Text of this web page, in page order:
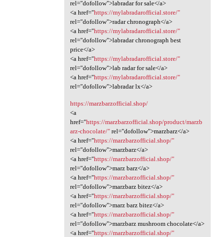
rel="dofollow">labradar for sale</a>
<a href="https://mylabradarofficial.store/"
rel="dofollow">radar chronograph</a>
<a href="https://mylabradarofficial.store/"
rel="dofollow">labradar chronograph best
price</a>
<a href="https://mylabradarofficial.store/"
rel="dofollow">lab radar for sale</a>
<a href="https://mylabradarofficial.store/"
rel="dofollow">labradar lx</a>
https://marzbarzofficial.shop/
<a
href="https://marzbarzofficial.shop/product/marzb
arz-chocolate/"rel="dofollow">marzbarz</a>
<a href="https://marzbarzofficial.shop/"
rel="dofollow">marzbarz</a>
<a href="https://marzbarzofficial.shop/"
rel="dofollow">marz barz</a>
<a href="https://marzbarzofficial.shop/"
rel="dofollow">marzbarz bitez</a>
<a href="https://marzbarzofficial.shop/"
rel="dofollow">marz barz bitez</a>
<a href="https://marzbarzofficial.shop/"
rel="dofollow">marzbarz mushroom chocolate</a>
<a href="https://marzbarzofficial.shop/"